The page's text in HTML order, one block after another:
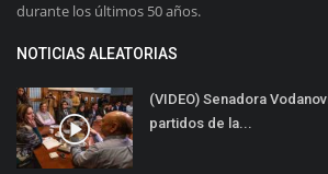
durante los últimos 50 años.
NOTICIAS ALEATORIAS
(VIDEO) Senadora
partidos de la...